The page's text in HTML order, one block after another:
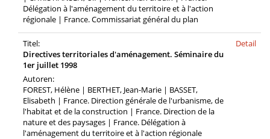
Délégation à l'aménagement du territoire et à l'action
régionale | France. Commissariat général du plan
Titel:
Directives territoriales d'aménagement. Séminaire du
1er juillet 1998
Autoren:
FOREST, Hélène | BERTHET, Jean-Marie | BASSET,
Elisabeth | France. Direction générale de l'urbanisme, de
l'habitat et de la construction | France. Direction de la
nature et des paysages | France. Délégation à
l'aménagement du territoire et à l'action régionale
Detail